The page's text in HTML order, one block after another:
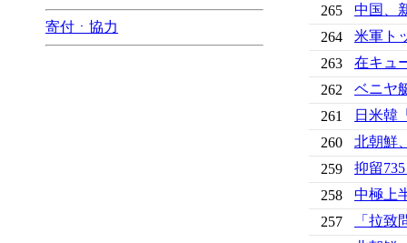
寄付ㆍ協力
265
中国、
264
米軍ト
263
在キュ
262
ベニヤ
261
日米韓
260
北朝鮮
259
抑留
258
中極上
257
「拉